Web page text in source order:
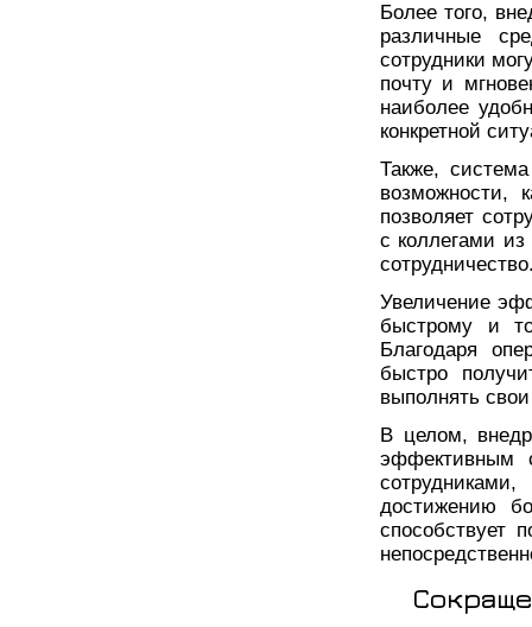
Более того,
различные
сотрудники
почту и
наиболее
конкретной
Также,
возможности,
позволяет
с коллегами
Увеличение
быстрому и
Благодаря
быстро
выполнять
В целом,
эффективным
достижению
способствует